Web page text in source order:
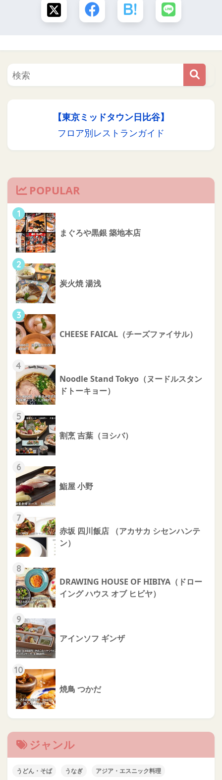
【東京ミッドタウン日比谷】
フロア別レストランガイド
POPULAR
1
まぐろや黒銀 築地本店
2
炭火焼 湯浅
3
CHEESE FAICAL（チーズファイサル）
4
Noodle Stand Tokyo（ヌードルスタン
ドトーキョー）
5
割烹 吉葉（ヨシバ）
6
鮨屋 小野
7
赤坂 四川飯店 （アカサカ シセンハンテ
ン）
8
DRAWING HOUSE OF HIBIYA（ドロー
イング ハウス オブ ヒビヤ）
9
アインソフ ギンザ
10
焼鳥 つかだ
ジャンル
うどん・そば うなぎ アジア・エスニック料理